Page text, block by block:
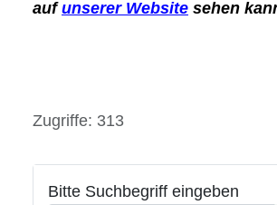
Bitte Suchbegriff eingeben
auf unserer Website sehen
Details
Zugriffe: 313